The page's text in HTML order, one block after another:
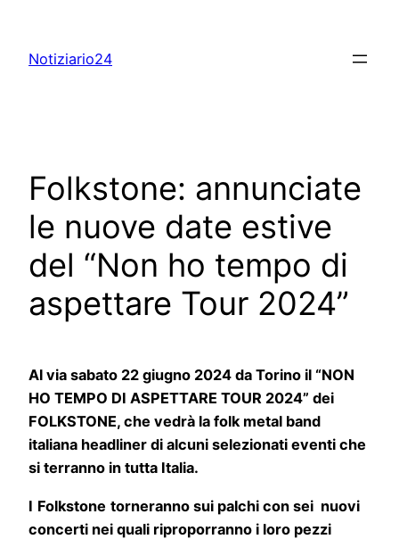
content
Notiziario24
Folkstone: annunciate
le nuove date estive
del “Non ho tempo di
aspettare Tour 2024”
Al via sabato 22 giugno 2024 da Torino il “NON
HO TEMPO DI ASPETTARE TOUR 2024” dei
FOLKSTONE, che vedrà la folk metal band
italiana headliner di alcuni selezionati eventi che
si terranno in tutta Italia.
I Folkstone torneranno sui palchi con sei nuovi
concerti nei quali riproporranno i loro pezzi